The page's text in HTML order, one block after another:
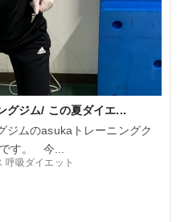
ジム/ この夏ダイエ...
ジムのasukaトレーニングク
です。 今...
呼吸ダイエット